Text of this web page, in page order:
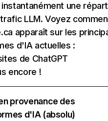
une
LLM. Voyez
apparaît sur les
d'IA actuelles :
de ChatGPT
encore !
provenance des
d'IA (absolu)